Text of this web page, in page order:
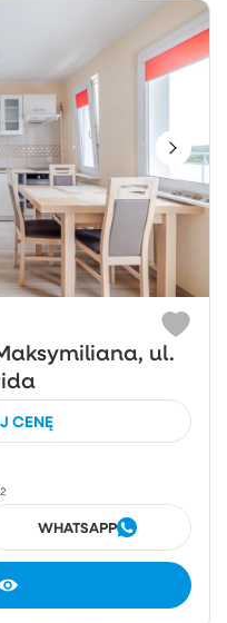
ul.
CENĘ
WHATSAPP